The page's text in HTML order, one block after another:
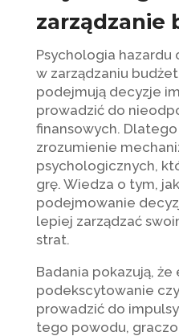
zarządzanie
Psychologia
w zarządzaniu
podejmują decyzje
prowadzić do
finansowych.
zrozumienie
psychologicznych,
grę. Wiedza o tym,
podejmowanie
lepiej zarządzać
strat.
Badania pokazują,
podekscytowanie
prowadzić do
tego powodu,